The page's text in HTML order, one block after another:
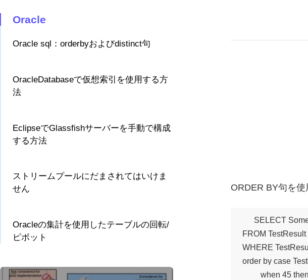
Oracle
Oracle sql：orderbyおよびdistinct句
OracleDatabaseで仮想索引を使用する方
法
EclipseでGlassfishサーバーを手動で構成
する方法
ストリームプールにだまされてはいけま
せん
Oracleの集計を使用したテーブルの回転/
ピボット
ORDER BY句を
SELECT
FROM TestResult
WHERE
order by case
when 45